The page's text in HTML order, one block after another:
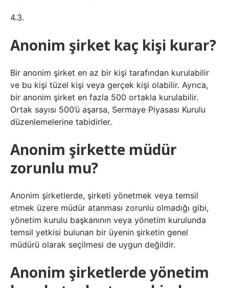
4.3.
Anonim şirket kaç kişi kurar?
Bir anonim şirket en az bir kişi tarafından kurulabilir
ve bu kişi tüzel kişi veya gerçek kişi olabilir. Ayrıca,
bir anonim şirket en fazla 500 ortakla kurulabilir.
Ortak sayısı 500’ü aşarsa, Sermaye Piyasası Kurulu
düzenlemelerine tabidirler.
Anonim şirkette müdür
zorunlu mu?
Anonim şirketlerde, şirketi yönetmek veya temsil
etmek üzere müdür atanması zorunlu olmadığı gibi,
yönetim kurulu başkanının veya yönetim kurulunda
temsil yetkisi bulunan bir üyenin şirketin genel
müdürü olarak seçilmesi de uygun değildir.
Anonim şirketlerde yönetim